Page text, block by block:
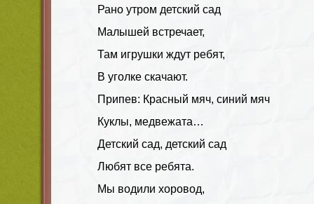
Рано утром детский сад
Малышей встречает,
Там игрушки ждут ребят,
В уголке скачают.
Припев: Красный мяч, синий мяч
Куклы, медвежата…
Детский сад, детский сад
Любят все ребята.
Мы водили хоровод,